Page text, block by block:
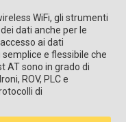
WiFi, gli strumenti
dati anche per le
ai dati
e flessibile che
AT sono in grado di
ROV, PLC e
di